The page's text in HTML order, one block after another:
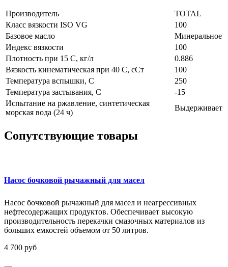
Производитель
TOTAL
Класс вязкости ISO VG
100
Базовое масло
Минеральное
Индекс вязкости
100
Плотность при 15 С, кг/л
0.886
Вязкость кинематическая при 40 С, сСт
100
Температура вспышки, С
250
Температура застывания, С
-15
Испытание на ржавление, синтетическая
морская вода (24 ч)
Выдерживает
Сопутствующие товары
Насос бочковой рычажный для масел
Насос бочковой рычажный для масел и неагрессивных
нефтесодержащих продуктов. Обеспечивает высокую
производительность перекачки смазочных материалов из
больших емкостей объемом от 50 литров.
4 700 руб